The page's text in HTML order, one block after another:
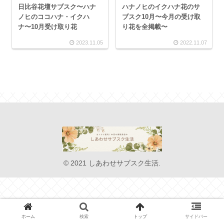
日比谷花壇サブスク〜ハナ
ノヒのココハナ・イクハ
ナ〜10月受け取り花
2023.11.05
ハナノヒのイクハナ花のサ
ブスク10月〜今月の受け取
り花を全掲載〜
2022.11.07
© 2021 しあわせサブスク生活.
ホーム 検索 トップ サイドバー